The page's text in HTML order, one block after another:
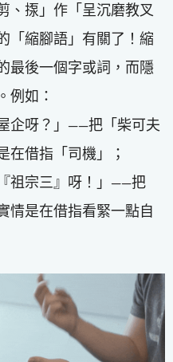
、揼」作「呈沉磨教叉
「縮腳語」有關了！縮
最後一個字或詞，而隱
例如：
企呀？」——把「柴可夫
在借指「司機」；
祖宗三』呀！」——把
情是在借指看緊一點自